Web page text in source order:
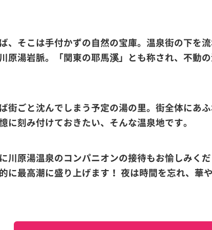
、そこは手付かずの自然の宝庫。温泉街の下を
原湯岩脈。「関東の耶馬溪」とも称され、不動
街ごと沈んでしまう予定の湯の里。街全体にあ
に刻み付けておきたい、そんな温泉地です。
川原湯温泉のコンパニオンの接待もお愉しみく
に最高潮に盛り上げます！ 夜は時間を忘れ、華